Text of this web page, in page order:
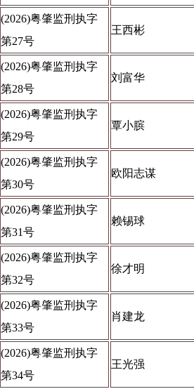
(2026)粤肇监刑执字
第27号
王西彬
(2026)粤肇监刑执字
第28号
刘富华
(2026)粤肇监刑执字
第29号
覃小膑
(2026)粤肇监刑执字
第30号
欧阳志谋
(2026)粤肇监刑执字
第31号
赖锡球
(2026)粤肇监刑执字
第32号
徐才明
(2026)粤肇监刑执字
第33号
肖建龙
(2026)粤肇监刑执字
第34号
王光强